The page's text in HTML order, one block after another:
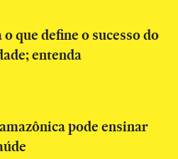
que define o sucesso do
entenda
pode ensinar